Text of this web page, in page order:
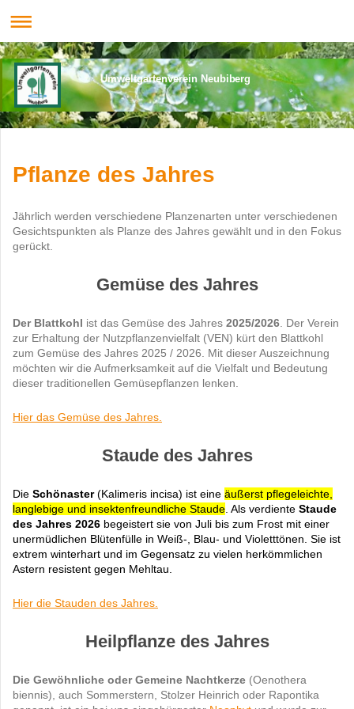
Umweltgartenverein Neubiberg
Pflanze des Jahres
Jährlich werden verschiedene Planzenarten unter verschiedenen
Gesichtspunkten als Planze des Jahres gewählt und in den Fokus
gerückt.
Gemüse des Jahres
Der Blattkohl ist das Gemüse des Jahres 2025/2026 . Der Verein
zur Erhaltung der Nutzpflanzenvielfalt (VEN) kürt den Blattkohl
zum Gemüse des Jahres 2025 / 2026. Mit dieser Auszeichnung
möchten wir die Aufmerksamkeit auf die Vielfalt und Bedeutung
dieser traditionellen Gemüsepflanzen lenken.
Hier das Gemüse des Jahres.
Staude des Jahres
Die Schönaster(Kalimeris incisa) ist eine äußerst pflegeleichte,
langlebige und insektenfreundliche Staude . Als verdiente Staude
des Jahres 2026 begeistert sie von Juli bis zum Frost mit einer
unermüdlichen Blütenfülle in Weiß-, Blau- und Violetttönen. Sie ist
extrem winterhart und im Gegensatz zu vielen herkömmlichen
Astern resistent gegen Mehltau.
Hier die Stauden des Jahres.
Heilpflanze des Jahres
Die Gewöhnliche oder Gemeine Nachtkerze (Oenothera
biennis), auch Sommerstern, Stolzer Heinrich oder Rapontika